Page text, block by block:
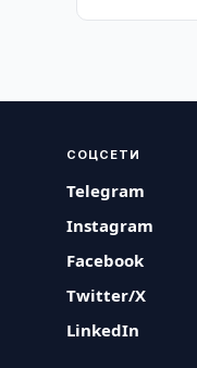
СОЦСЕТИ
Telegram
Instagram
Facebook
Twitter/X
LinkedIn